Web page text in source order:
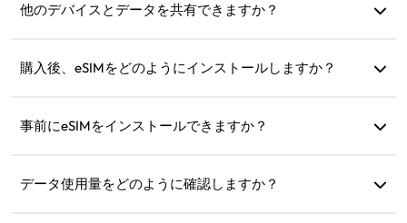
た後に自動的に有効になります。
他のデバイスとデータを共有できますか？
用量は携帯電話と同じです。
購入後、eSIMをどのようにインストールしますか？
示に従ってインストールしてください。
事前にeSIMをインストールできますか？
ます。到着後すぐに使用できます。
データ使用量をどのように確認しますか？